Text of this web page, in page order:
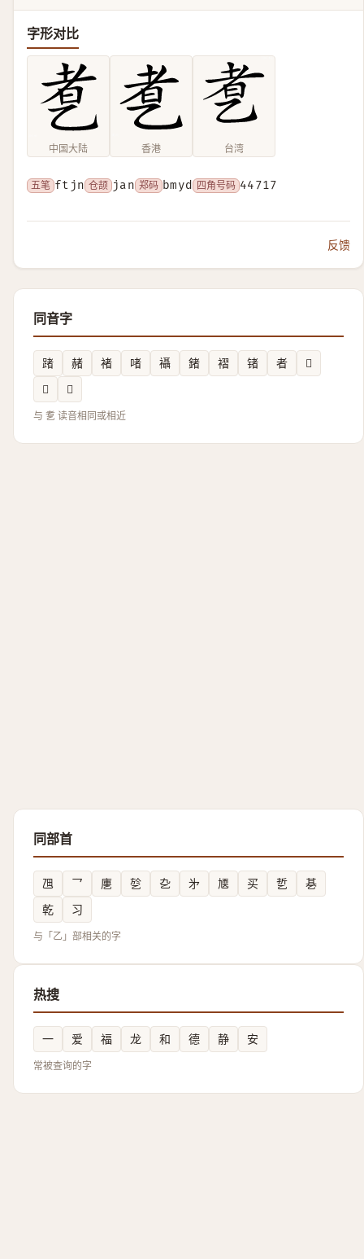
字形对比
中国大陆 香港 台湾
五笔 ftjn 仓颉 jan 郑码 bmyd 四角号码 44717
反馈
同音字
踷 赭 褚 啫 襵 鍺 褶 锗 者
𤗡
𪟈
𥭻
与 乽 读音相同或相近
同部首
乪 乛 㐣 乻 㐇 㐧 㐡 买 乴
㐞
乾
习
与「乙」部相关的字
热搜
一 爱 福 龙 和 德 静 安
常被查询的字